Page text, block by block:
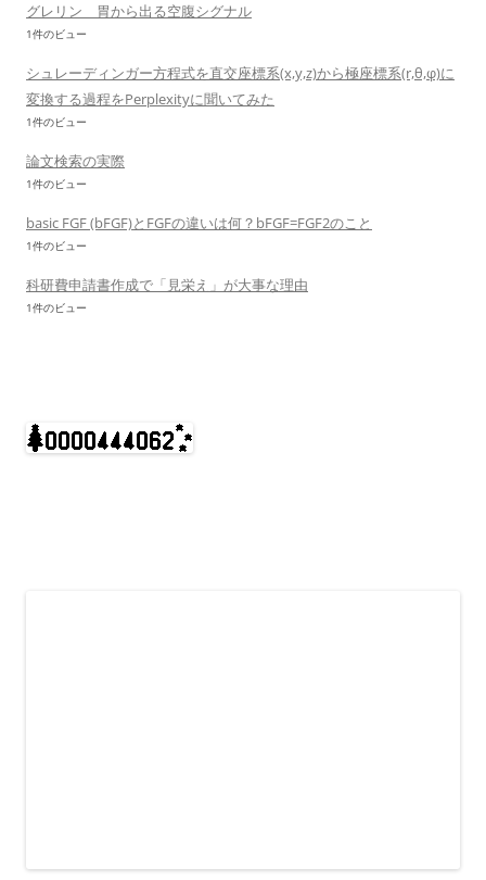
グレリン 胃から出る空腹シグナル
1件のビュー
シュレーディンガー方程式を直交座標系(x,y,z)から極座標系(r,θ,φ)に
変換する過程をPerplexityに聞いてみた
1件のビュー
論文検索の実際
1件のビュー
basic FGF (bFGF)とFGFの違いは何？bFGF=FGF2のこと
1件のビュー
科研費申請書作成で「見栄え」が大事な理由
1件のビュー